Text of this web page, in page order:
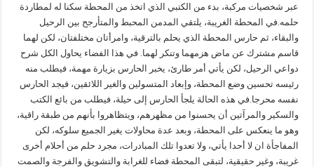
عبر شخصيات مركبة، بدء من الكتبي الذي اتخذ من المحطة سكنا له لمطاردة
حلمه.في المحطة الغريبة، يلتقي المدمن المحبط والمتأرجح بين الرحيل
والبقاء، ثم حارس المحطة الذي يحلم بالترقية، وامرأتان مختلفتان، لكن لهما
قاسم مشترك عن ماض هزمهما وتنكر لهما. في هذا الفضاء يحاول الكل شرح
دواعي الرحيل، لكن يأتي أمر طارئ، يخبر الحارس بزيارة مهمة، فيطلب منه
رئيسه تحسين وضع المحطة، وإبعاد المتسولين والغير اللائقين، فيجد الحارس
نفسه محرجا.في هذه الحالة يلجأ الحارس إلى حيلة، فيطلب من بائع الكتب
والسكير والمرآتين أن يحسنوا من مظهرهم، ويتظاهروا بأنهم من طبقة راقية،
وهو ما ينعكس على المحطة، وبعد عدة محاولات يغير الجميع سلوكه، لكن
المفاجأة ان لا أحدا يأتي، ولا تعدوا تلك المبادرات، مجرد حلم من أحلام أخرى
غريبة، وغير حقيقية، لتبقى المحطة فضاء للغرابة والتشويق والفرجة والصمت